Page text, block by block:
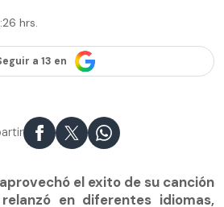
hrs.
a 13 en
el exito de su canción
en diferentes idiomas,